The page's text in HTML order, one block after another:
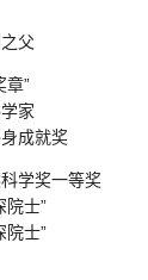
父
章”
家
成就奖
学奖一等奖
院士”
院士”